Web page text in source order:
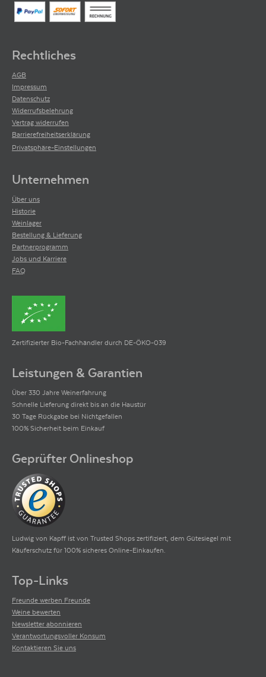
Rechtliches
AGB
Impressum
Datenschutz
Widerrufsbelehrung
Vertrag widerrufen
Barrierefreiheitserklärung
Privatsphäre-Einstellungen
Unternehmen
Über uns
Historie
Weinlager
Bestellung & Lieferung
Partnerprogramm
Jobs und Karriere
FAQ
Zertifizierter Bio-Fachhändler durch DE-ÖKO-039
Leistungen & Garantien
Über 330 Jahre Weinerfahrung
Schnelle Lieferung direkt bis an die Haustür
30 Tage Rückgabe bei Nichtgefallen
100% Sicherheit beim Einkauf
Geprüfter Onlineshop
Ludwig von Kapff ist von Trusted Shops zertifiziert, dem Gütesiegel mit
Käuferschutz für 100% sicheres Online-Einkaufen.
Top-Links
Freunde werben Freunde
Weine bewerten
Newsletter abonnieren
Verantwortungsvoller Konsum
Kontaktieren Sie uns